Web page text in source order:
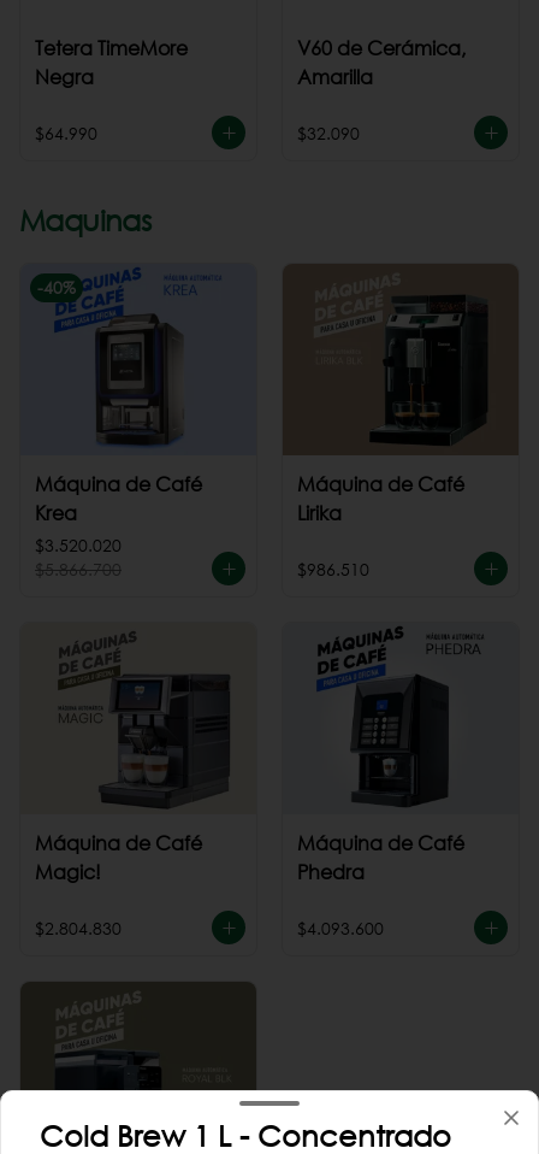
Tetera TimeMore
Negra
$64.990
V60 de Cerámica,
Amarilla
$32.090
Maquinas
-40%
Máquina de Café
Krea
$3.520.020
$5.866.700
Máquina de Café
Lirika
$986.510
Máquina de Café
Magic!
$2.804.830
Máquina de Café
Phedra
$4.093.600
Cold Brew 1 L - Concentrado